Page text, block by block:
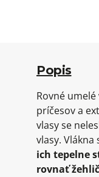
Popis
Rovné
príčesov a
vlasy se
vlasy. Vlákna
ich tepelne
rovnať